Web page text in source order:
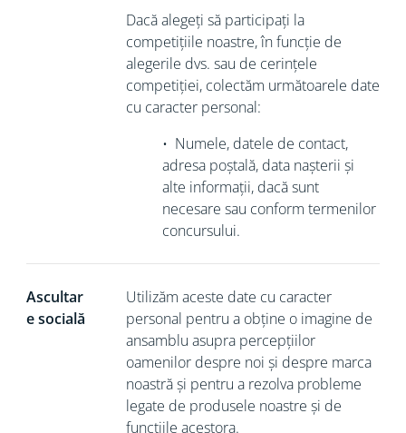
Dacă alegeți să participați la
competițiile noastre, în funcție de
alegerile dvs. sau de cerințele
competiției, colectăm următoarele date
cu caracter personal:
• Numele, datele de contact,
adresa poștală, data nașterii și
alte informații, dacă sunt
necesare sau conform termenilor
concursului.
Ascultar
e socială
Utilizăm aceste date cu caracter
personal pentru a obține o imagine de
ansamblu asupra percepțiilor
oamenilor despre noi și despre marca
noastră și pentru a rezolva probleme
legate de produsele noastre și de
funcțiile acestora.